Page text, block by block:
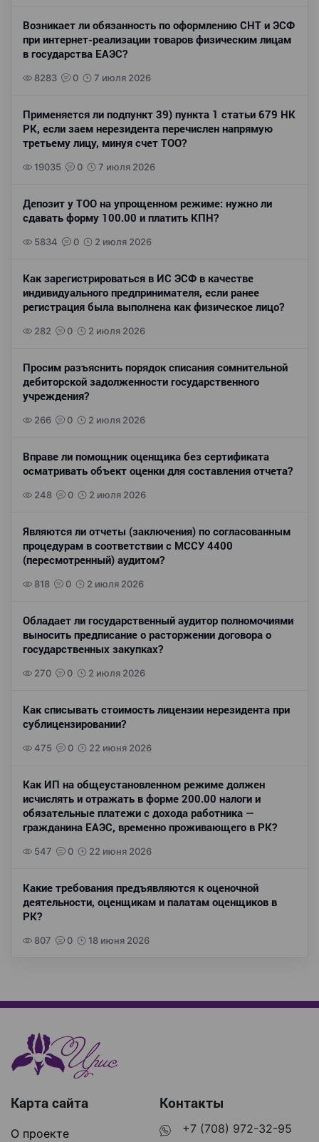
Возникает ли обязанность по оформлению СНТ и ЭСФ
при интернет-реализации товаров физическим лицам
в государства ЕАЭС?
8283 0 7 июля 2026
Применяется ли подпункт 39) пункта 1 статьи 679 НК
РК, если заем нерезидента перечислен напрямую
третьему лицу, минуя счет ТОО?
19035 0 7 июля 2026
Депозит у ТОО на упрощенном режиме: нужно ли
сдавать форму 100.00 и платить КПН?
5834 0 2 июля 2026
Как зарегистрироваться в ИС ЭСФ в качестве
индивидуального предпринимателя, если ранее
регистрация была выполнена как физическое лицо?
282 0 2 июля 2026
Просим разъяснить порядок списания сомнительной
дебиторской задолженности государственного
учреждения?
266 0 2 июля 2026
Вправе ли помощник оценщика без сертификата
осматривать объект оценки для составления отчета?
248 0 2 июля 2026
Являются ли отчеты (заключения) по согласованным
процедурам в соответствии с МССУ 4400
(пересмотренный) аудитом?
818 0 2 июля 2026
Обладает ли государственный аудитор полномочиями
выносить предписание о расторжении договора о
государственных закупках?
270 0 2 июля 2026
Как списывать стоимость лицензии нерезидента при
сублицензировании?
475 0 22 июня 2026
Как ИП на общеустановленном режиме должен
исчислять и отражать в форме 200.00 налоги и
обязательные платежи с дохода работника —
гражданина ЕАЭС, временно проживающего в РК?
547 0 22 июня 2026
Какие требования предъявляются к оценочной
деятельности, оценщикам и палатам оценщиков в
РК?
807 0 18 июня 2026
Карта сайта
О проекте
Контакты
+7 (708) 972-32-95